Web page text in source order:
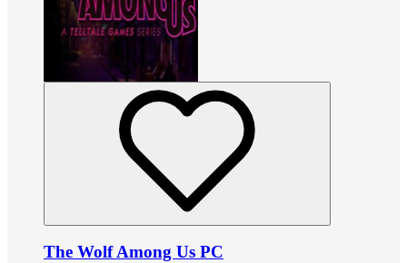
The Wolf Among Us PC